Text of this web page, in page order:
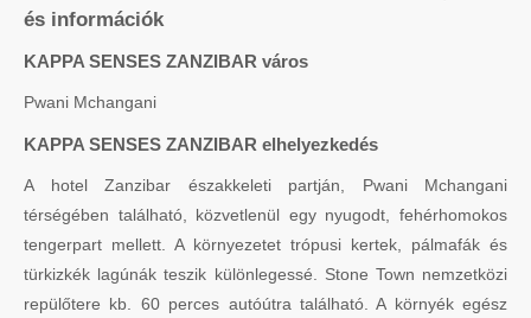
és információk
KAPPA SENSES ZANZIBAR város
Pwani Mchangani
KAPPA SENSES ZANZIBAR elhelyezkedés
A hotel Zanzibar északkeleti partján, Pwani Mchangani
térségében található, közvetlenül egy nyugodt, fehérhomokos
tengerpart mellett. A környezetet trópusi kertek, pálmafák és
türkizkék lagúnák teszik különlegessé. Stone Town nemzetközi
repülőtere kb. 60 perces autóútra található. A környék egész